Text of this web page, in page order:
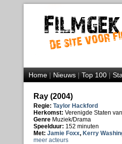
Home|Nieuws|Top 100|
Ray (2004)
Regie: Taylor Hackford
Herkomst: Verenigde Staten
Genre Muziek/Drama
Speelduur: 152 minuten
Met: Jamie Foxx, Kerry
meer acteurs